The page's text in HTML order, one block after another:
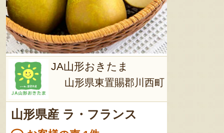
JA山形おきたま
山形県東置賜郡川西町
山形県産 ラ・フランス